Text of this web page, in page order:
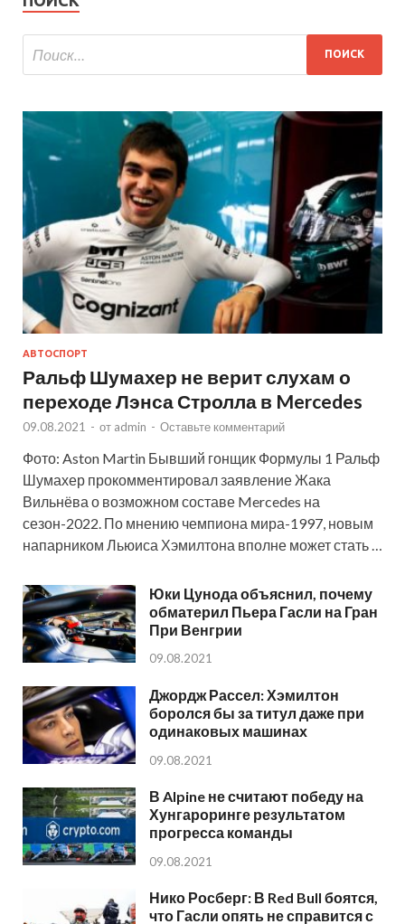
АВТОСПОРТ
Ральф Шумахер не верит слухам о
переходе Лэнса Стролла в Mercedes
09.08.2021 - от admin - Оставьте комментарий
Фото: Aston Martin Бывший гонщик Формулы 1 Ральф
Шумахер прокомментировал заявление Жака
Вильнёва о возможном составе Mercedes на
сезон-2022. По мнению чемпиона мира-1997, новым
напарником Льюиса Хэмилтона вполне может стать …
Юки Цунода объяснил, почему
обматерил Пьера Гасли на Гран
При Венгрии
09.08.2021
Джордж Рассел: Хэмилтон
боролся бы за титул даже при
одинаковых машинах
09.08.2021
В Alpine не считают победу на
Хунгароринге результатом
прогресса команды
09.08.2021
Нико Росберг: В Red Bull боятся,
что Гасли опять не справится с